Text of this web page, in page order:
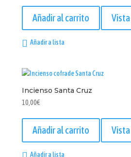
Añadir al carrito
Añadir a lista
Incienso Santa Cruz
10,00€
Añadir al carrito
Añadir a lista